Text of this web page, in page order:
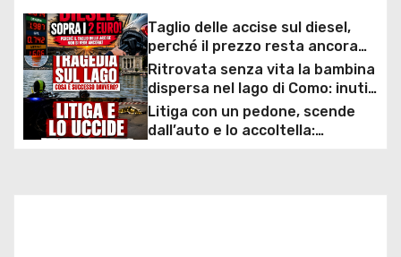
a
z
i
o
Taglio delle accise sul diesel,
perché il prezzo resta ancora
sopra i 2 euro nonostante lo
sconto deciso dal Governo
Ritrovata senza vita la bambina
dispersa nel lago di Como: inutili
ore di ricerche dei
sommozzatori
Litiga con un pedone, scende
dall’auto e lo accoltella: